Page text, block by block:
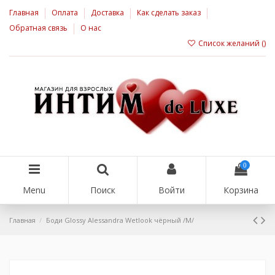
Главная Оплата Доставка
Как сделать заказ
Обратная связь
О нас
Список желаний ()
Menu Поиск Войти
0
Корзина
Главная Боди Glossy Alessandra Wetlook чёрный /М/